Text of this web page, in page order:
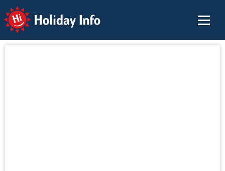
Holiday Info